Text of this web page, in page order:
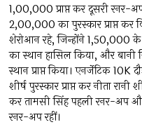
1,00,000 प्राप्त कर दूसरी रनर-
2,00,000 का पुरस्कार प्राप्त कर
शेरोआन रहे, जिन्होंने
का स्थान हासिल किया, और
स्थान प्राप्त किया। एनर्जेटिक
शीर्ष पुरस्कार प्राप्त कर नीता
कर तामसी सिंह पहली रनर-अप
रनर-अप रहीं।